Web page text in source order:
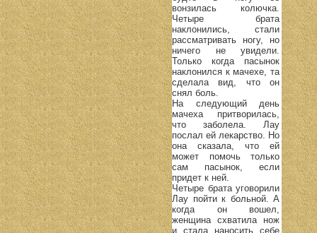
вонзилась колючка.
Четыре брата
наклонились, стали
рассматривать ногу, но
ничего не увидели.
Только когда пасынок
наклонился к мачехе, та
сделала вид, что он
снял боль.
На следующий день
мачеха притворилась,
что заболела. Лау
послал ей лекарство. Но
она сказала, что ей
может помочь только
сам пасынок, если
придет к ней.
Четыре брата уговорили
Лау пойти к больной. А
когда он вошел,
женщина схватила нож
и стала наносить себе